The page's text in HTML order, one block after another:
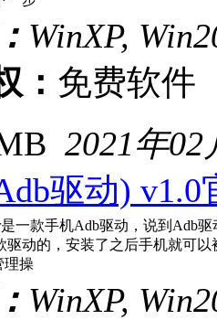
WinXP,
： 免费软
2021年02
驱动) v1.0
是一款手机Adb驱动，说到Adb
驱动的，安装了之后手机就可
理操
WinXP,